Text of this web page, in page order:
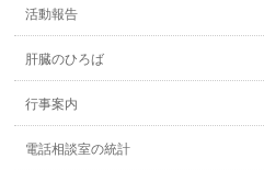
活動報告
肝臓のひろば
行事案内
電話相談室の統計